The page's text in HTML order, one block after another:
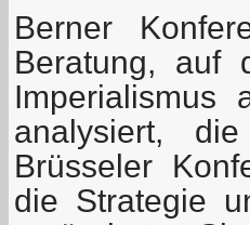
Berner
Beratung, auf
Imperialismus
analysiert,
Brüsseler
die Strategie